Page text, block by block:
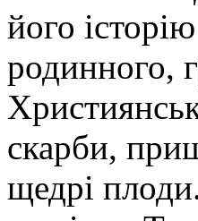
його
родинного,
скарби,
щедрі